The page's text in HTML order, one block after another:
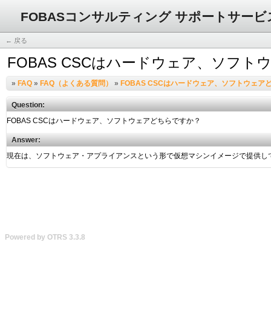
FOBASコンサルティング サポートサービ
← 戻る
FOBAS CSCはハードウェア、ソフト
» FAQ » FAQ（よくある質問） » FOBAS CSCはハードウェア、ソフトウェア
Question:
Answer:
Powered by OTRS 3.3.8